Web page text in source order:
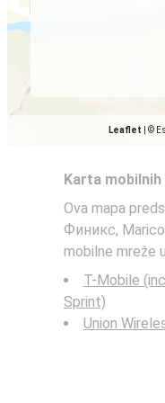
Leaflet ©
Karta
Ova mapa
Финикс,
mobilne mreže
T-Mobile
Sprint)
Union